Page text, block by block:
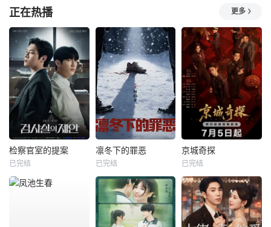
正在热播 更多
检察官室的提案
已完结
凛冬下的罪恶
已完结
京城奇探
已完结